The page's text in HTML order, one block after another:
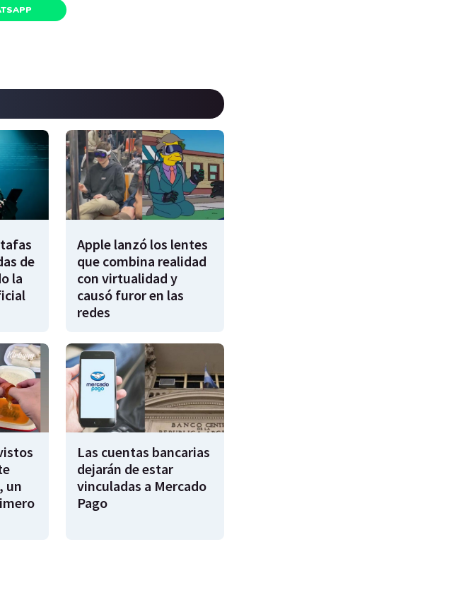
de
la
Apple lanzó los lentes
que combina realidad
con virtualidad y
causó furor en las
redes
un
Las cuentas bancarias
dejarán de estar
vinculadas a Mercado
Pago